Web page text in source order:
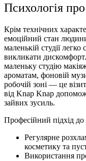
Психологія
Крім технічних
емоційний стан
маленькій студії
викликати
маленьку студію
ароматам, фоновій
робочій зоні — це
від Knap Knap
зайвих зусиль.
Професійний підхід до
Регулярне
косметику та
Використання